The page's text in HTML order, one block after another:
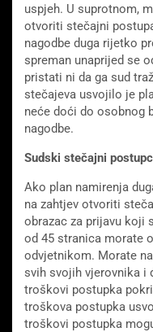
uspjeh. U suprotnom,
otvoriti stečajni
nagodbe duga rijetko
spreman unaprijed se
pristati ni da ga sud
stečajeva usvojilo je
neće doći do osobnog
nagodbe.
Sudski stečajni
Ako plan namirenja
na zahtjev otvoriti
obrazac za prijavu koji
od 45 stranica morate
odvjetnikom. Morate
svih svojih vjerovnika i
troškovi postupka
troškova postupka
troškovi postupka